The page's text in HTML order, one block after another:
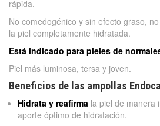
rápida.
No comedogénico y sin efecto graso,
la piel completamente hidratada.
Está indicado para pieles de
Piel más luminosa, tersa y joven.
Beneficios de las ampollas
Hidrata y reafirma la piel de manera
aporte óptimo de hidratación.